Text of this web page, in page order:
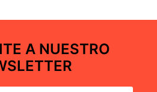
A NUESTRO